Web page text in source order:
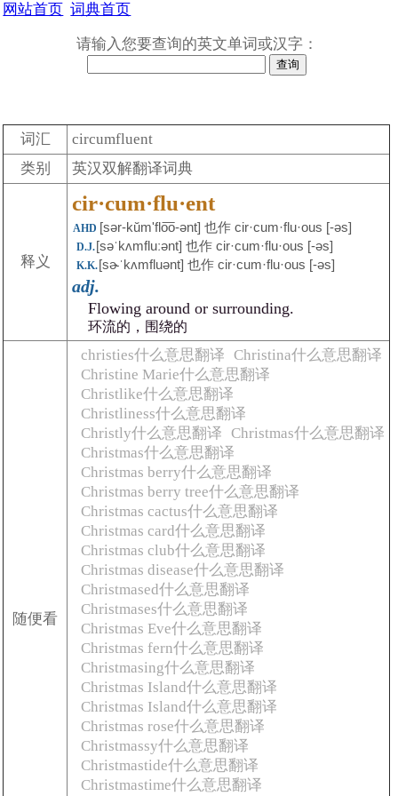
网站首页 词典首页
请输入您要查询的英文单词或汉字：
词汇
circumfluent
类别
英汉双解翻译词典
释义
cir·cum·flu·ent
AHD [sər-kŭmʹflo͞o-ənt] 也作 cir·cum·flu·ous [-əs]
D.J.[səˈkʌmfluːənt] 也作 cir·cum·flu·ous [-əs]
K.K.[sɚˈkʌmfluənt] 也作 cir·cum·flu·ous [-əs]
adj.
Flowing around or surrounding.
环流的，围绕的
随便看
christies什么意思翻译 Christina什么意思翻译
Christine Marie什么意思翻译
Christlike什么意思翻译
Christliness什么意思翻译
Christly什么意思翻译 Christmas什么意思翻译
Christmas什么意思翻译
Christmas berry什么意思翻译
Christmas berry tree什么意思翻译
Christmas cactus什么意思翻译
Christmas card什么意思翻译
Christmas club什么意思翻译
Christmas disease什么意思翻译
Christmased什么意思翻译
Christmases什么意思翻译
Christmas Eve什么意思翻译
Christmas fern什么意思翻译
Christmasing什么意思翻译
Christmas Island什么意思翻译
Christmas Island什么意思翻译
Christmas rose什么意思翻译
Christmassy什么意思翻译
Christmastide什么意思翻译
Christmastime什么意思翻译